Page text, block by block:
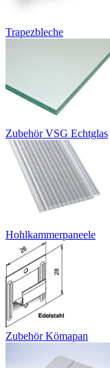
Trapezbleche
Zubehör VSG Echtglas
Hohlkammerpaneele
Zubehör Kömapan